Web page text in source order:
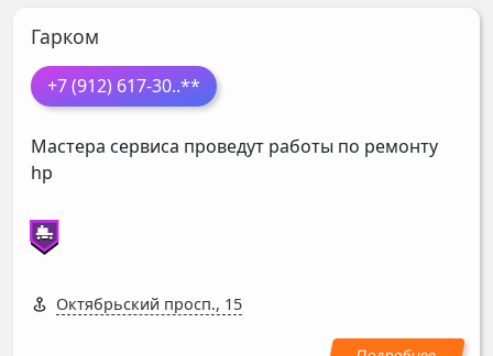
Гарком
+7 (912) 617-30..**
Мастера сервиса проведут работы по ремонту
hp
Октябрьский просп., 15